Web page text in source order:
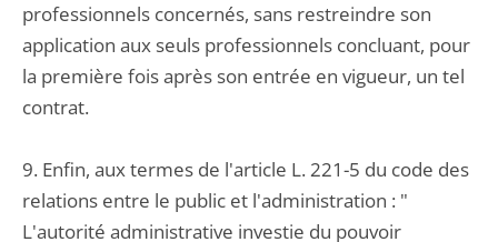
professionnels concernés, sans restreindre son
application aux seuls professionnels concluant, pour
la première fois après son entrée en vigueur, un tel
contrat.
9. Enfin, aux termes de l'article L. 221-5 du code des
relations entre le public et l'administration : "
L'autorité administrative investie du pouvoir